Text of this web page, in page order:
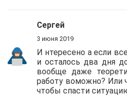
Сергей
3 июня 2019
И нтересено а если
и осталось два дня
вообще даже
работу воможно? Или
чтобы спасти